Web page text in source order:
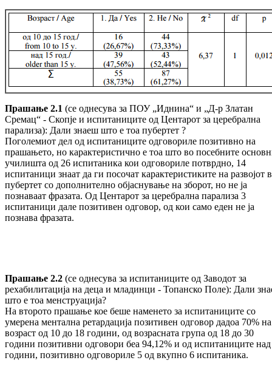
Прашање 2.1 (се однесува за ПОУ „Иднина“ и „Д-р Златан
Сремац“ - Скопје и испитаниците од Центарот за церебрална
парализа): Дали знаеш што е тоа пубертет ?
Поголемиот дел од испитаниците одговориле позитивно на
прашањето, но карактеристично е тоа што во посебните
училишта од 26 испитаника кои одговориле потврдно, 14
испитаници знаат да ги посочат карактеристиките на развојот
пубертет со дополнително објаснување на зборот, но не ја
познаваат фразата. Од Центарот за церебрална парализа 3
испитаници дале позитивен одговор, од кои само еден не ја
познава фразата.
Прашање 2.2 (се однесува за испитаниците од Заводот за
рехабилитација на деца и младинци - Топанско Поле): Дали
што е тоа менструација?
На второто прашање кое беше наменето за испитаниците со
умерена ментална ретардација позитивен одговор дадоа 70% на
возраст од 10 до 18 години, од возрасната група од 18 до 30
години позитивни одговори беа 94,12% и од испитаниците
години, позитивно одговориле 5 од вкупно 6 испитаника.